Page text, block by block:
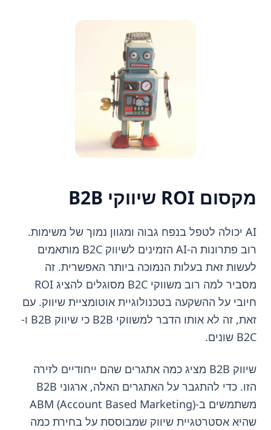
מקסום ROI שיווקי B2B
AI יכולה לטפל בנפח גבוה ומגוון נמוך של משימות.
רוב פתרונות ה-AI הזמינים לשיווק B2C מותאמים
לעשות זאת בעלות הנמוכה ביותר האפשרית. זה
מסביר למה רוב משווקי B2C מסוגלים להציג ROI
חיובי על ההשקעה בטכנולוגיית אוטומציית שיווק. עם
זאת, זה לא אותו הדבר למשווקי B2B כי שיווק B2B ו-
B2C שונים.
שיווק B2B מציג כמה אתגרים שהם ייחודיים לזירה
הזו. כדי להתגבר על האתגרים האלה, ארגוני B2B
משתמשים ב-ABM (Account Based Marketing)
שהיא אסטרטגיית שיווק שמבוססת על בחירת כמה